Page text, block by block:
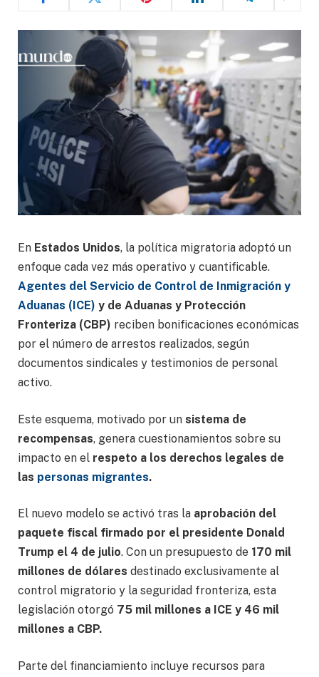
En Estados Unidos, la política migratoria adoptó un
enfoque cada vez más operativo y cuantificable.
Agentes del Servicio de Control de Inmigración y
Aduanas (ICE) y de Aduanas y Protección
Fronteriza (CBP) reciben bonificaciones económicas
por el número de arrestos realizados, según
documentos sindicales y testimonios de personal
activo.
Este esquema, motivado por un sistema de
recompensas, genera cuestionamientos sobre su
impacto en el respeto a los derechos legales de
las personas migrantes.
El nuevo modelo se activó tras la aprobación del
paquete fiscal firmado por el presidente Donald
Trump el 4 de julio. Con un presupuesto de 170 mil
millones de dólares destinado exclusivamente al
control migratorio y la seguridad fronteriza, esta
legislación otorgó 75 mil millones a ICE y 46 mil
millones a CBP.
Parte del financiamiento incluye recursos para